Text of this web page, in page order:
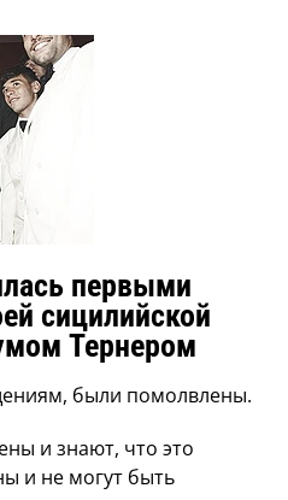
первыми
сицилийской
Тернером
были помолвлены.
и знают, что это
и не могут быть